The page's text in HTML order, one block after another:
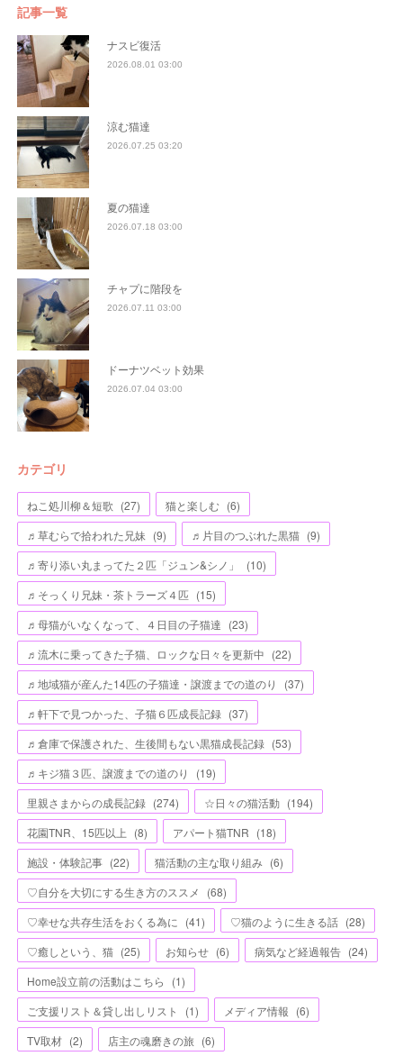
記事一覧
ナスビ復活
2026.08.01 03:00
涼む猫達
2026.07.25 03:20
夏の猫達
2026.07.18 03:00
チャプに階段を
2026.07.11 03:00
ドーナツベット効果
2026.07.04 03:00
カテゴリ
ねこ処川柳＆短歌 (27) 猫と楽しむ (6)
♬草むらで拾われた兄妹 (9) ♬片目のつぶれた黒猫 (9)
♬寄り添い丸まってた２匹「ジュン&シノ」
(10)
♬そっくり兄妹・茶トラーズ４匹 (15)
♬母猫がいなくなって、４日目の子猫達 (23)
♬流木に乗ってきた子猫、ロックな日々を更新中 (22)
♬地域猫が産んた14匹の子猫達・譲渡までの道のり
(37)
♬軒下で見つかった、子猫６匹成長記録 (37)
♬倉庫で保護された、生後間もない黒猫成長記録 (53)
♬キジ猫３匹、譲渡までの道のり
(19)
里親さまからの成長記録 (274) ☆日々の猫活動 (194)
花園TNR、15匹以上 (8) アパート猫TNR (18)
施設・体験記事 (22) 猫活動の主な取り組み (6)
♡自分を大切にする生き方のススメ
(68)
♡幸せな共存生活をおくる為に (41) ♡猫のように生きる話 (28)
♡癒しという、猫 (25) お知らせ (6) 病気など経過報告 (24)
Home設立前の活動はこちら
(1)
ご支援リスト＆貸し出しリスト
(1) メディア情報 (6)
TV取材 (2) 店主の魂磨きの旅 (6)